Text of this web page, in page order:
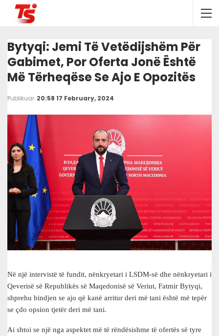
Bytyqi: Jemi Të Vetëdijshëm Për
Gabimet, Por Oferta Jonë Është
Më Tërheqëse Se Ajo E Opozitës
Publikuar 20:58 17 February, 2024
Në një intervistë të fundit, nënkryetari i LSDM-së dhe nënkryetari i
Qeverisë së Republikës së Maqedonisë së Veriut, Fatmir Bytyqi,
shprehu bindjen se ajo që kanë arritur deri më tani është më tepër
se çdo opsion tjetër deri më tani.
Ai shtoi se një nga aspektet më të rëndësishme të ofertës së tyre